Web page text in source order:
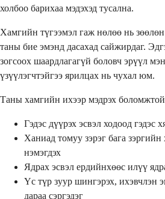
холбоо барихаа мэдэхэд тусална.
Хамгийн түгээмэл гаж нөлөө нь
таны бие эмэнд дасахад сайжирдаг.
зогсоох шаардлагагүй боловч эрүүл
үзүүлэгчтэйгээ ярилцах нь чухал юм.
Таны хамгийн ихээр мэдрэх
Гэдэс дүүрэх эсвэл ходоод гэдэс
Ханиад томуу зэрэг бага зэргийн
нэмэгдэх
Ядрах эсвэл ердийнхөөс илүү
Үс түр зуур шингэрэх, ихэвчлэн
дараа сэргэдэг